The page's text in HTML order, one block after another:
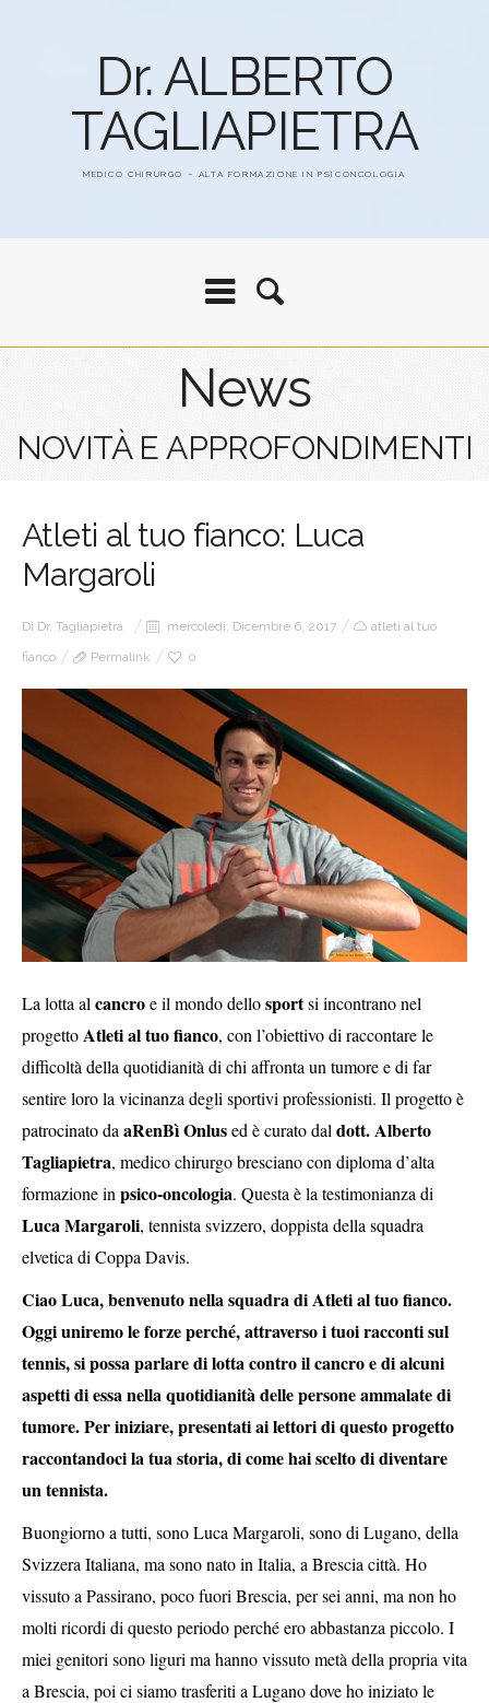
Dr. ALBERTO
TAGLIAPIETRA
MEDICO CHIRURGO – ALTA FORMAZIONE IN PSICONCOLOGIA
News
NOVITÀ E APPROFONDIMENTI
Atleti al tuo fianco: Luca
Margaroli
Di Dr. Tagliapietra mercoledì, Dicembre 6, 2017
atleti al tuo
fianco
Permalink 0
La lotta al cancroe il mondo dellosportsi incontrano nel
progettoAtleti al tuo fianco, con l’obiettivo di raccontare le
difficoltà della quotidianità di chi affronta un tumore e di far
sentire loro la vicinanza degli sportivi professionisti. Il progetto è
patrocinato da aRenBì Onlused è curato dal dott. Alberto
Tagliapietra, medico chirurgo bresciano con diploma d’alta
formazione in psico-oncologia. Questa è la testimonianza di
Luca Margaroli, tennista svizzero, doppista della squadra
elvetica di Coppa Davis.
Ciao Luca, benvenuto nella squadra di Atleti al tuo fianco.
Oggi uniremo le forze perché, attraverso i tuoi racconti sul
tennis, si possa parlare di lotta contro il cancro e di alcuni
aspetti di essa nella quotidianità delle persone ammalate di
tumore. Per iniziare, presentati ai lettori di questo progetto
raccontandoci la tua storia, di come hai scelto di diventare
un tennista.
Buongiorno a tutti, sono Luca Margaroli, sono di Lugano, della
Svizzera Italiana, ma sono nato in Italia, a Brescia città. Ho
vissuto a Passirano, poco fuori Brescia, per sei anni, ma non ho
molti ricordi di questo periodo perché ero abbastanza piccolo. I
miei genitori sono liguri ma hanno vissuto metà della propria vita
a Brescia, poi ci siamo trasferiti a Lugano dove ho iniziato le